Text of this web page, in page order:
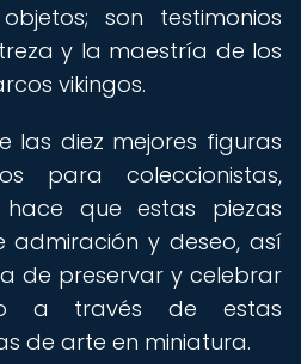
son testimonios
y la maestría de los
vikingos.
las diez mejores figuras
para coleccionistas,
que estas piezas
admiración y deseo, así
de preservar y celebrar
a través de estas
de arte en miniatura.